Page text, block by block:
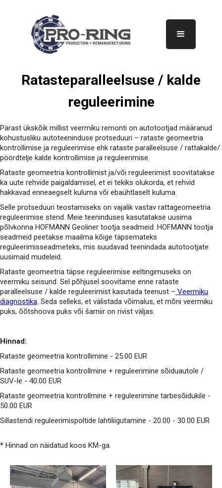
Ratasteparalleelsuse / kalde
reguleerimine
Pärast ükskõik millist veermiku remonti on autotootjad määranud
kohustusliku autoteeninduse protseduuri – rataste geomeetria
kontrollimise ja reguleerimise ehk rataste paralleelsuse / rattakalde/
pöördtelje kalde kontrollimise ja reguleerimise.
Rataste geomeetria kontrollimist ja/või reguleerimist soovitatakse
ka uute rehvide paigaldamisel, et ei tekiks olukorda, et rehvid
hakkavad enneaegselt kuluma või ebaühtlaselt kuluma.
Selle protseduuri teostamiseks on vajalik vastav rattageomeetria
reguleerimise stend. Meie teeninduses kasutatakse uusima
põlvkonna HOFMANN Geoliner tootja seadmeid. HOFMANN tootja
seadmeid peetakse maailma kõige täpsemateks
reguleerimisseadmeteks, mis suudavad teenindada autotootjate
uusimaid mudeleid.
Rataste geomeetria täpse reguleerimise eeltingimuseks on
veermiku seisund. Sel põhjusel soovitame enne rataste
paralleelsuse / kalde reguleerimist kasutada teenust – Veermiku
diagnostika. Seda selleks, et välistada võimalus, et mõni veermiku
puks, õõtshoova puks või šarniir on rivist väljas.
Hinnad:
Rataste geomeetria kontrollimine - 25.00 EUR
Rataste geomeetria kontrollmine + reguleerimine sõiduautole /
SUV-le - 40.00 EUR
Rataste geomeetria kontrollmine + reguleerimine tarbesõidukile -
50.00 EUR
Sillastendi reguleerimispoltide lahtiliigutamine - 20.00 - 30.00 EUR
* Hinnad on näidatud koos KM-ga.